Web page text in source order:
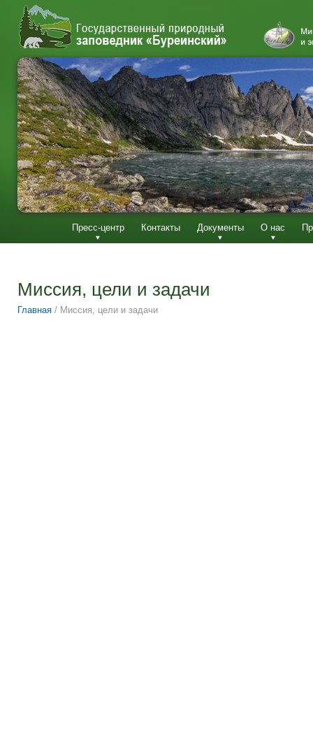
Пресс-центр Контакты Документы О нас
Миссия, цели и задачи
Главная / Миссия, цели и задачи